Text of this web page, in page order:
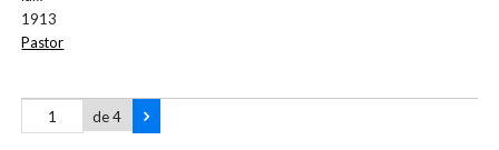
1913
Pastor
de 4